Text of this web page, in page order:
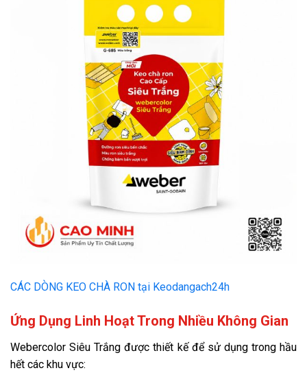
CÁC DÒNG KEO CHÀ RON tại Keodangach24h
Ứng Dụng Linh Hoạt Trong Nhiều Không Gian
Webercolor Siêu Trắng được thiết kế để sử dụng trong hầu
hết các khu vực: